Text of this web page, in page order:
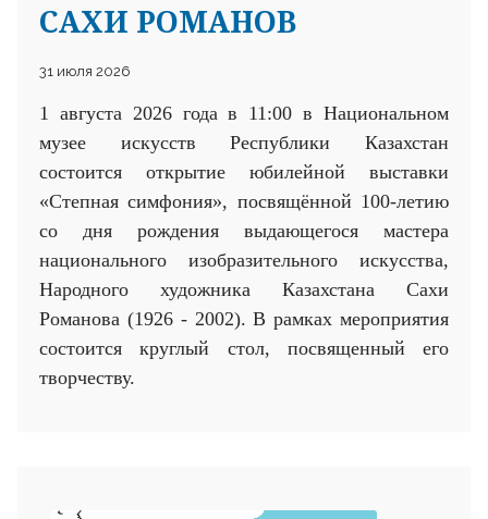
САХИ РОМАНОВ
31 июля 2026
1 августа 2026 года в 11:00 в Национальном
музее искусств Республики Казахстан
состоится открытие юбилейной выставки
«Степная симфония», посвящённой 100-летию
со дня рождения выдающегося мастера
национального изобразительного искусства,
Народного художника Казахстана Сахи
Романова (1926 - 2002). В рамках мероприятия
состоится круглый стол, посвященный его
творчеству.